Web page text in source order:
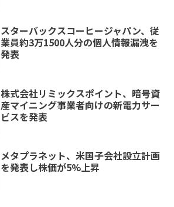
スターバックスコーヒージャパン、従
業員約3万1500人分の個人情報漏洩を
発表
株式会社リミックスポイント、暗号資
産マイニング事業者向けの新電力サー
ビスを発表
メタプラネット、米国子会社設立計画
を発表し株価が5%上昇